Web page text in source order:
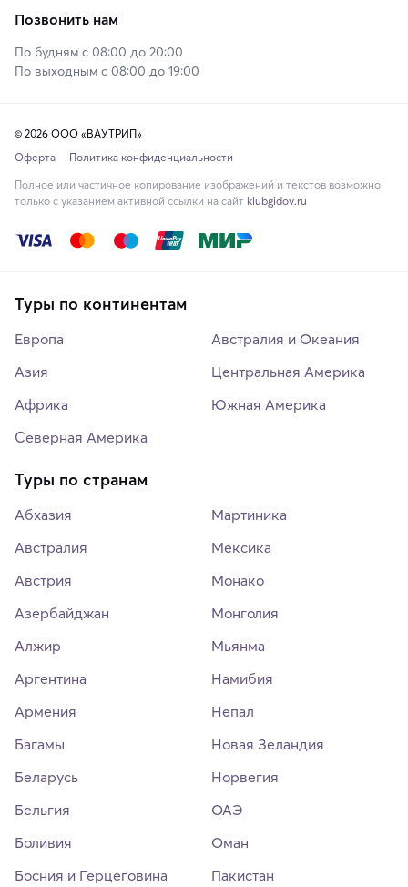
Позвонить нам
По будням с 08:00 до 20:00
По выходным с 08:00 до 19:00
© 2026 ООО «ВАУТРИП»
Оферта
Политика конфиденциальности
Полное или частичное копирование изображений и текстов возможно
только с указанием активной ссылки на сайт klubgidov.ru
Туры по континентам
Европа
Азия
Африка
Северная Америка
Австралия и Океания
Центральная Америка
Южная Америка
Туры по странам
Абхазия
Австралия
Австрия
Азербайджан
Алжир
Аргентина
Армения
Багамы
Беларусь
Бельгия
Боливия
Босния и Герцеговина
Мартиника
Мексика
Монако
Монголия
Мьянма
Намибия
Непал
Новая Зеландия
Норвегия
ОАЭ
Оман
Пакистан